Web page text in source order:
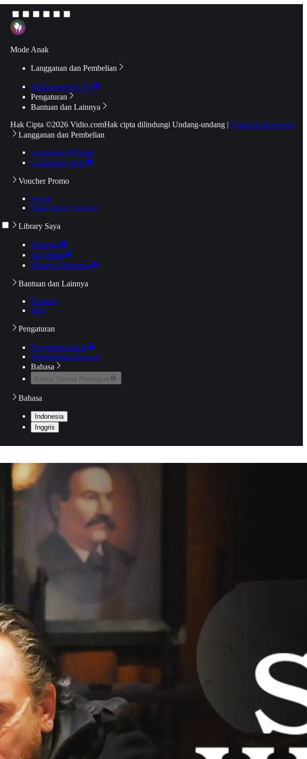
Mode Anak
Langganan dan Pembelian
Hubungkan ke TV
Pengaturan
Bantuan dan Lainnya
Hak Cipta ©2026 Vidio.comHak cipta dilindungi Undang-undang | Syarat & Ketentuan
Langganan dan Pembelian
Langganan Premier
Langganan Aktif
Voucher Promo
Promo
Pakai Kode Voucher
Library Saya
Daftarku
Mengikuti
Riwayat Tontonan
Bantuan dan Lainnya
Bantuan
Blog
Pengaturan
Pengaturan Akun
Pemeriksaan Jaringan
Bahasa
Keluar Semua Perangkat
Bahasa
Indonesia
Inggris